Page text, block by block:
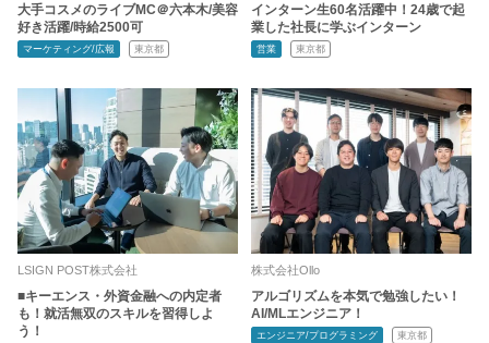
大手コスメのライブMC＠六本木/美容
好き活躍/時給2500可
マーケティング/広報 東京都
インターン生60名活躍中！24歳で起
業した社長に学ぶインターン
営業 東京都
LSIGN POST株式会社
■キーエンス・外資金融への内定者
も！就活無双のスキルを習得しよ
う！
株式会社Ollo
アルゴリズムを本気で勉強したい！
AI/MLエンジニア！
エンジニア/プログラミング 東京都